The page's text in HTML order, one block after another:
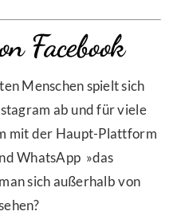
Facebook
Menschen spielt sich
ab und für viele
mit der Haupt-Plattform
WhatsApp »das
sich außerhalb von